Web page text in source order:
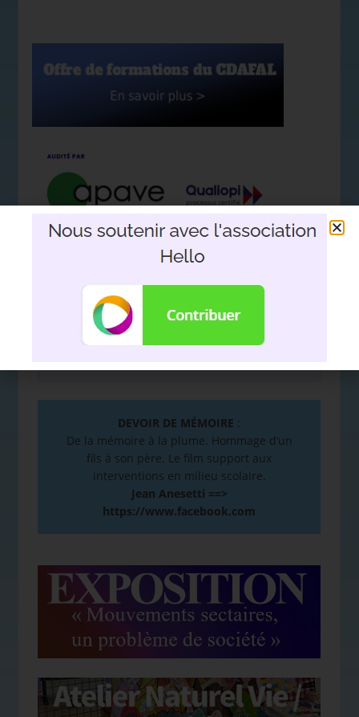
DEVOIR DE MÉMOIRE :
De la mémoire à la plume. Hommage d’un
fils à son père. Le film support aux
interventions en milieu scolaire.
Jean Anesetti ==>
https://www.facebook.com